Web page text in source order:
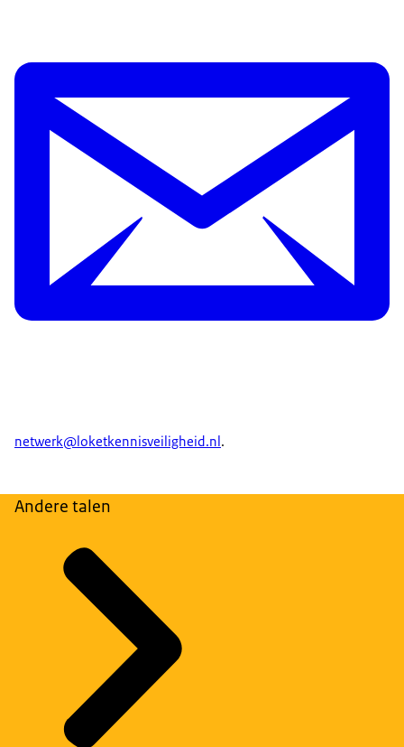
netwerk@loketkennisveiligheid.nl .
Andere talen